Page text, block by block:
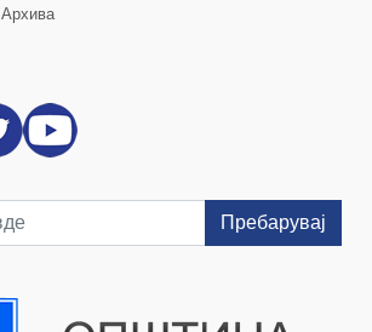
Архива
Пребарувај